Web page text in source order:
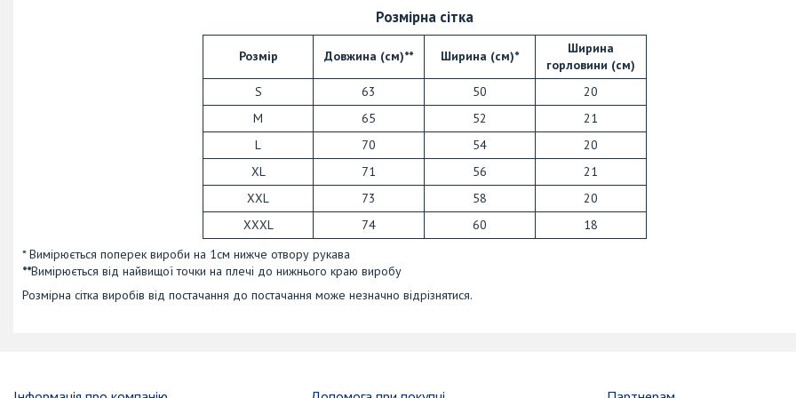
Розмірна сітка
Розмір Довжина (см)** Ширина (см)*
Ширина
горловини (см)
S
63 50
20
M
65 52
21
L
70 54
20
XL
71 56
21
XXL
73 58
20
XXXL
74 60
18
* Вимірюється поперек вироби на 1см нижче отвору рукава
**Вимірюється від найвищої точки на плечі до нижнього краю виробу
Розмірна сітка виробів від постачання до постачання може незначно відрізнятися.